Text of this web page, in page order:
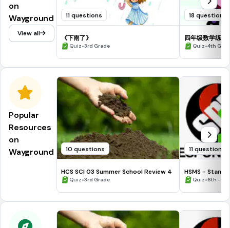
on
Wayground
View all
11 questions
《下雨了》
Quiz•3rd Grade
18 questions
四年级数学练习
Quiz•4th
Popular
Resources
on
Wayground
10 questions
HCS SCI 03 Summer School Review 4
Quiz•3rd Grade
11 questions
HSMS -
Quiz•6th -